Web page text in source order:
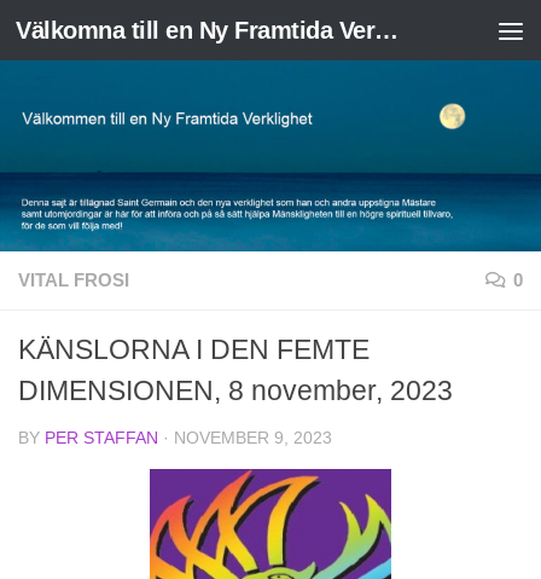
Skip to content Välkomna till en Ny Framtida Verklighet
VITAL FROSI 0
KÄNSLORNA I DEN FEMTE
DIMENSIONEN, 8 november, 2023
BY PER STAFFAN · NOVEMBER 9, 2023